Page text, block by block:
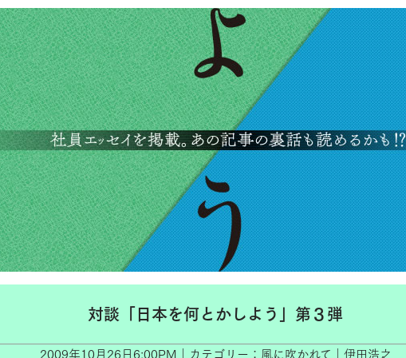
対談「日本を何とかしよう」第３弾
2009年10月26日6:00PM｜カテゴリー：風に吹かれて｜伊田浩之